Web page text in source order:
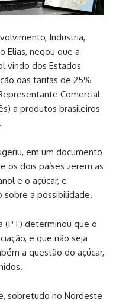
Industria,
Elias, negou que a
vindo dos Estados
das tarifas de 25%
Comercial
a produtos brasileiros
em um documento
os dois países zerem as
e o açúcar, e
sobre a possibilidade.
(PT) determinou que o
e que não seja
a questão do açúcar,
sobretudo no Nordeste